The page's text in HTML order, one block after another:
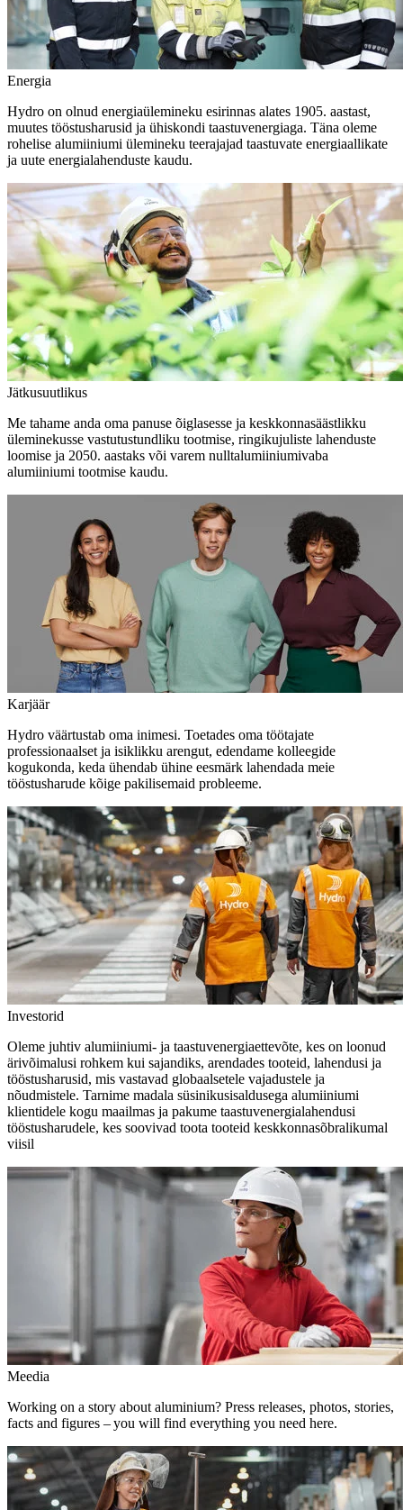
Energia
Hydro on olnud energiaülemineku esirinnas alates 1905. aastast,
muutes tööstusharusid ja ühiskondi taastuvenergiaga. Täna oleme
rohelise alumiiniumi ülemineku teerajajad taastuvate energiaallikate
ja uute energialahenduste kaudu.
Jätkusuutlikus
Me tahame anda oma panuse õiglasesse ja keskkonnasäästlikku
üleminekusse vastutustundliku tootmise, ringikujuliste lahenduste
loomise ja 2050. aastaks või varem nulltalumiiniumivaba
alumiiniumi tootmise kaudu.
Karjäär
Hydro väärtustab oma inimesi. Toetades oma töötajate
professionaalset ja isiklikku arengut, edendame kolleegide
kogukonda, keda ühendab ühine eesmärk lahendada meie
tööstusharude kõige pakilisemaid probleeme.
Investorid
Oleme juhtiv alumiiniumi- ja taastuvenergiaettevõte, kes on loonud
ärivõimalusi rohkem kui sajandiks, arendades tooteid, lahendusi ja
tööstusharusid, mis vastavad globaalsetele vajadustele ja
nõudmistele. Tarnime madala süsinikusisaldusega alumiiniumi
klientidele kogu maailmas ja pakume taastuvenergialahendusi
tööstusharudele, kes soovivad toota tooteid keskkonnasõbralikumal
viisil
Meedia
Working on a story about aluminium? Press releases, photos, stories,
facts and figures – you will find everything you need here.